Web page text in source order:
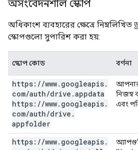
অসংবেদনশীল স্কোপ
অধিকাংশ ব্যবহারের ক্ষেত্রে
স্কোপগুলো সুপারিশ করা হয়:
স্কোপ কোড বর্ণনা
https: //www. googleapis.
com/auth/drive .appdata
https: //www. googleapis.
com/auth/drive .
appfolder
আপনার
নিজস্ব
এবং
https: //www. googleapis.